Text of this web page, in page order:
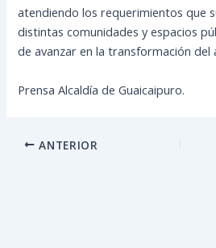
atendiendo los requerimientos que
distintas comunidades y espacios
de avanzar en la transformación del
Prensa Alcaldía de Guaicaipuro.
ANTERIOR